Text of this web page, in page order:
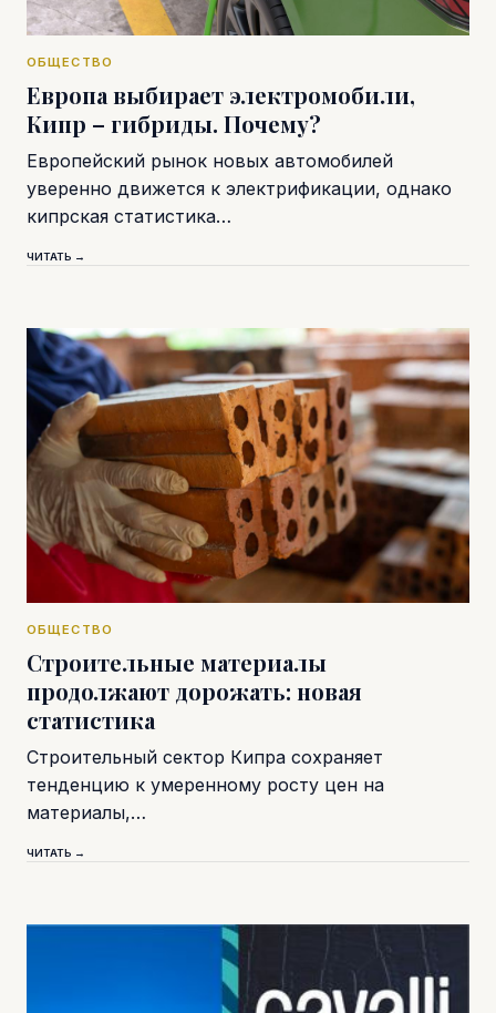
ОБЩЕСТВО
Европа выбирает электромобили,
Кипр – гибриды. Почему?
Европейский рынок новых автомобилей
уверенно движется к электрификации, однако
кипрская статистика…
ЧИТАТЬ →
ОБЩЕСТВО
Строительные материалы
продолжают дорожать: новая
статистика
Строительный сектор Кипра сохраняет
тенденцию к умеренному росту цен на
материалы,…
ЧИТАТЬ →